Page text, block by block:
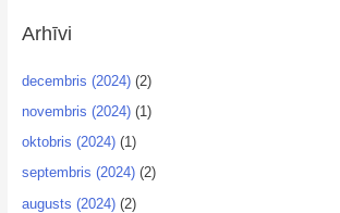
Arhīvi
decembris (2024)(2)
novembris (2024)(1)
oktobris (2024)(1)
septembris (2024)(2)
augusts (2024)(2)